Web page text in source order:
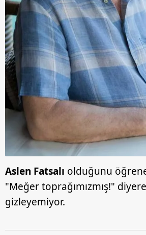
Aslen Fatsalı olduğunu
"Meğer toprağımızmış!"
gizleyemiyor.